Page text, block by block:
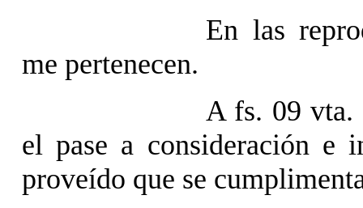
En las
me pertenecen.
A fs. 09 vta.
el pase a consideración e
proveído que se